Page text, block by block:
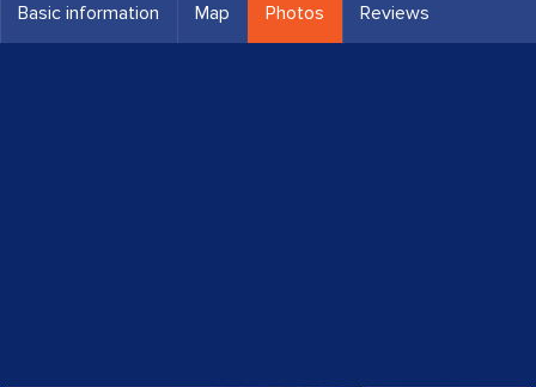
Basic information Map Photos Reviews